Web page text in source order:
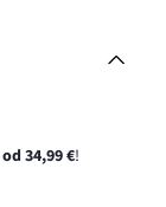
od 34,99 €!